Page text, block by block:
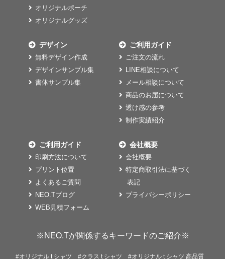
オリジナルポーチ
オリジナルグッズ
デザイン
無料デザイン作成
デザインサンプル集
書体サンプル集
ご利用ガイド
ご注文の流れ
LINE相談について
メール相談について
商品のお届について
透け感の参考
制作実績紹介
ご利用ガイド
印刷方法について
プリント位置
よくあるご質問
NEO.Tブログ
WEB見積フォーム
会社概要
会社概要
特定商取引法に基づく
表記
プライバシーポリシー
※NEO.Tが関係するキーワードのご紹介※
#オリジナル t シャツ #クラス t シャツ #オリジナル t シャツ 高品質